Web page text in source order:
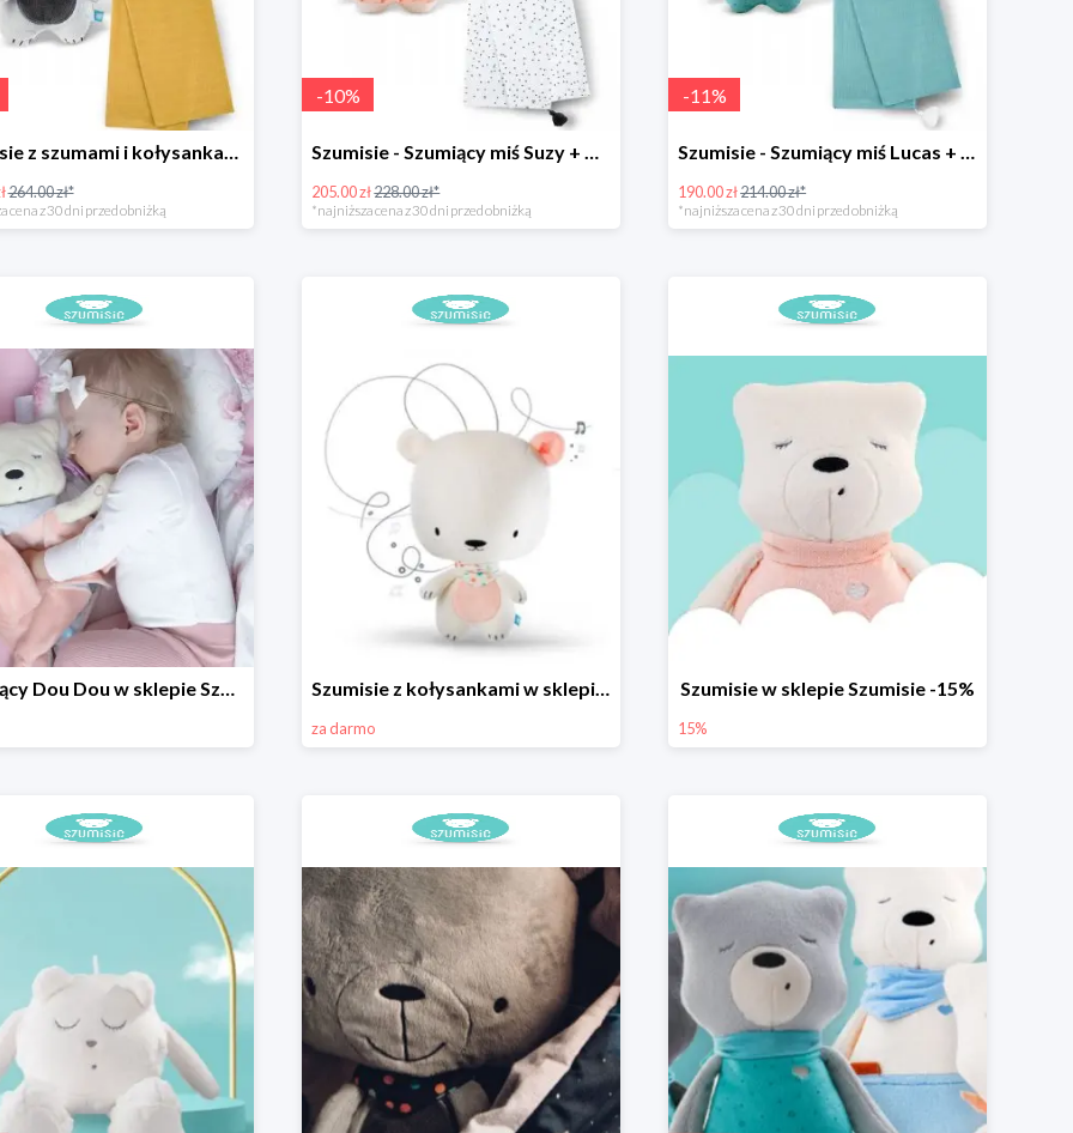
Szumisie z szumami i kołysankami szary + otulacz
264.00 zł*
cena z 30 dni przed obniżką
-10%
Szumisie - Szumiący miś Suzy + otulacz
205.00 zł228.00 zł*
*najniższa cena z 30 dni przed obniżką
-11%
Szumisie - Szumiący miś Lucas + otulacz
190.00 zł214.00 zł*
*najniższa cena z 30 dni przed obniżką
Szumiący Dou Dou w sklepie Szumisie -15% Szumisie z kołysankami w sklepie Szumisie - teraz darmowa dostawa
za darmo
Szumisie w sklepie Szumisie -15%
15%